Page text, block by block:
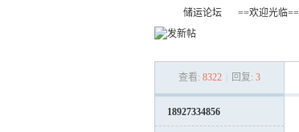
储运论坛 ==欢迎光临==
查看: 8322 回复: 3
18927334856